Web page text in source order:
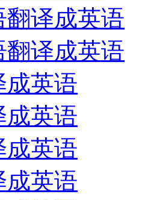
翻译成英语
翻译成英语
成英语
成英语
成英语
成英语